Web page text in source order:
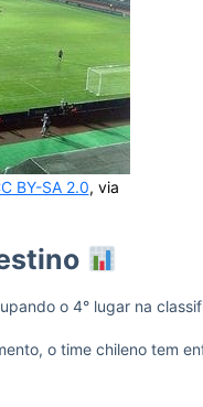
BY-SA 2.0, via
o 4° lugar na
o time chileno tem